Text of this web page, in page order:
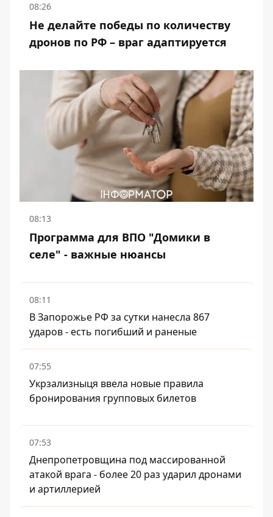
08:26
Не делайте победы по количеству
дронов по РФ – враг адаптируется
08:13
Программа для ВПО "Домики в
селе" - важные нюансы
08:11
В Запорожье РФ за сутки нанесла 867
ударов - есть погибший и раненые
07:55
Укрзализныця ввела новые правила
бронирования групповых билетов
07:53
Днепропетровщина под массированной
атакой врага - более 20 раз ударил дронами
и артиллерией